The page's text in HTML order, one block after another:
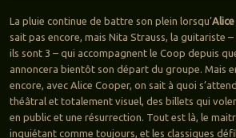
La pluie continue de battre son plein lorsqu’
sait pas encore, mais Nita Strauss, la guitariste
ils sont 3 – qui accompagnent le Coop depuis
annoncera bientôt son départ du groupe. Mais
encore, avec Alice Cooper, on sait à quoi
théâtral et totalement visuel, des billets qui
en public et une résurrection. Tout est là, le
inquiétant comme toujours, et les classiques